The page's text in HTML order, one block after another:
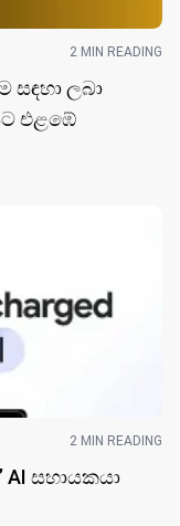
2 MIN READING
සඳහා ලබා
එළඹේ
2 MIN READING
AI සහායකයා